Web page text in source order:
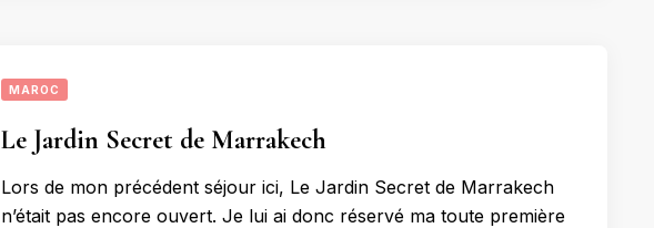
MAROC
Le Jardin Secret de Marrakech
Lors de mon précédent séjour ici, Le Jardin Secret de Marrakech
n’était pas encore ouvert. Je lui ai donc réservé ma toute première